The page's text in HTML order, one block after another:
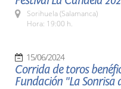
Sorihuela (Salamanca)
Hora: 19:00 h.
15/06/2024
Corrida de toros
Fundación "La Sonrisa